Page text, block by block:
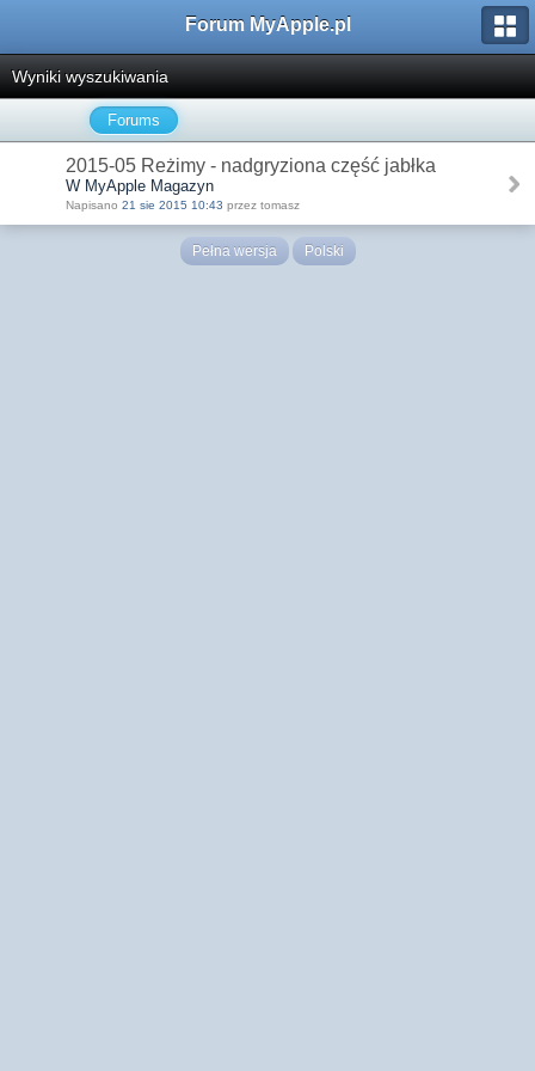
Forum MyApple.pl
Wyniki wyszukiwania
Forums
2015-05 Reżimy - nadgryziona część jabłka
W MyApple Magazyn
Napisano 21 sie 2015 10:43 przez tomasz
Pełna wersja Polski